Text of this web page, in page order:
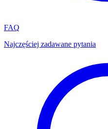
FAQ
Najczęściej zadawane pytania